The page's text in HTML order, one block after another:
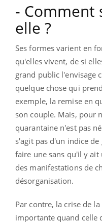
- Comment
elle ?
Ses formes varient en
qu'elles vivent, de si
grand public l'envisage
quelque chose qui
exemple, la remise en
son couple. Mais, pour
quarantaine n'est pas
s'agit pas d'un indice
faire une sans qu'il y
des manifestations de
désorganisation.
Par contre, la crise de
importante quand celle